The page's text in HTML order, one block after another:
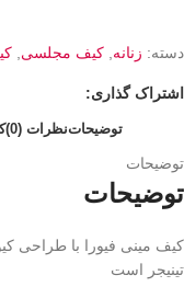
دسته: زنانه, کیف مجلسی,
اشتراک گذاری:
توضیحاتنظرات (0)
توضیحات
توضیحات
کیف مینی فیورا با طراحی
تینیجر است